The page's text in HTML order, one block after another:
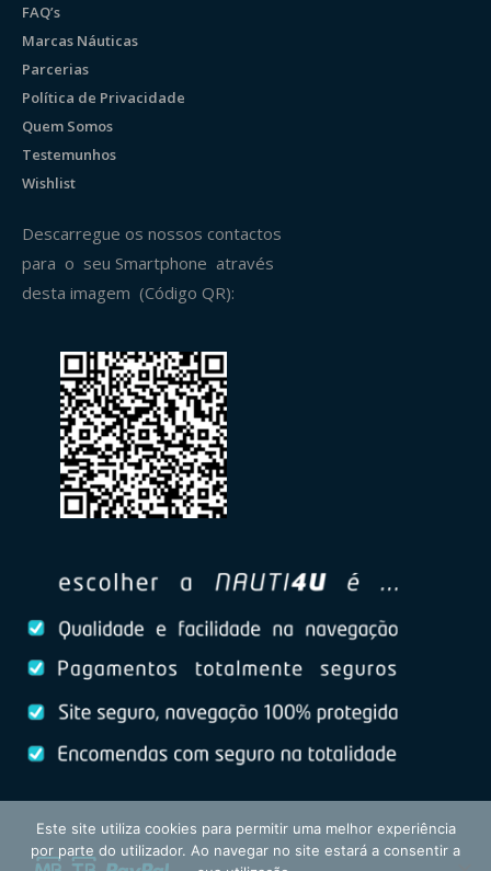
FAQ’s
Marcas Náuticas
Parcerias
Política de Privacidade
Quem Somos
Testemunhos
Wishlist
Descarregue os nossos contactos
para o seu Smartphone através
desta imagem (Código QR):
Este site utiliza cookies para permitir uma melhor experiência
por parte do utilizador. Ao navegar no site estará a consentir a